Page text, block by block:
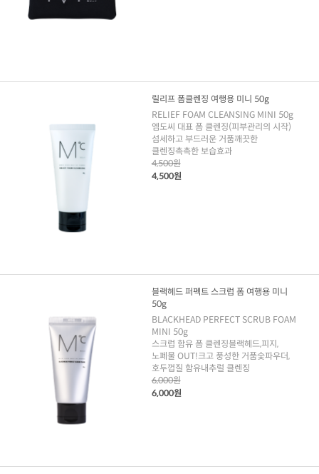
릴리프 폼클렌징 여행용 미니 50g
RELIEF FOAM CLEANSING MINI 50g
엠도씨 대표 폼 클렌징(피부관리의 시작)
섬세하고 부드러운 거품깨끗한
클렌징촉촉한 보습효과
4,500원
4,500원
블랙헤드 퍼펙트 스크럽 폼 여행용 미니
50g
BLACKHEAD PERFECT SCRUB FOAM
MINI 50g
스크럽 함유 폼 클렌징블랙헤드,피지,
노폐물 OUT!크고 풍성한 거품숯파우더,
호두껍질 함유내추럴 클렌징
6,000원
6,000원